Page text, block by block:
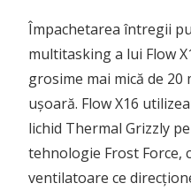
Împachetarea întregii
multitasking a lui Flow
grosime mai mică de
ușoară. Flow X16
lichid Thermal Grizzly
tehnologie Frost Force,
ventilatoare ce